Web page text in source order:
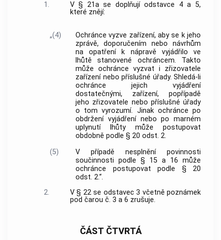
1.
V § 21a se doplňují odstavce 4 a 5,
které znějí:
„(4)
Ochránce vyzve zařízení, aby se k jeho
zprávě, doporučením nebo návrhům
na opatření k nápravě vyjádřilo ve
lhůtě stanovené ochráncem. Takto
může ochránce vyzvat i zřizovatele
zařízení nebo příslušné úřady. Shledá-li
ochránce jejich vyjádření
dostatečnými, zařízení, popřípadě
jeho zřizovatele nebo příslušné úřady
o tom vyrozumí. Jinak ochránce po
obdržení vyjádření nebo po marném
uplynutí lhůty může postupovat
obdobně podle § 20 odst. 2.
(5)
V případě nesplnění povinnosti
součinnosti podle § 15 a 16 může
ochránce postupovat podle § 20
odst. 2.“.
2.
V § 22 se odstavec 3 včetně poznámek
pod čarou č. 3 a 6 zrušuje.
ČÁST ČTVRTÁ